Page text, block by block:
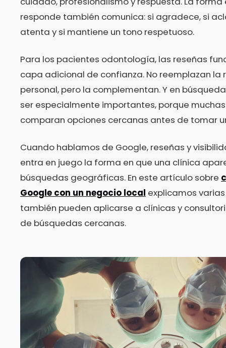
responde también comunica: si agradece, si
atenta y si mantiene un tono respetuoso.
Para los pacientes odontología, las reseñas
capa adicional de confianza. No reemplazan la
personal, pero la complementan. Y en
ser especialmente importantes, porque
comparan opciones cercanas antes de tomar
Cuando hablamos de Google, reseñas y
entra en juego la forma en que una clínica
búsquedas geográficas. En este artículo sobre
Google con un negocio local explicamos
también pueden aplicarse a clínicas y
de búsquedas cercanas.